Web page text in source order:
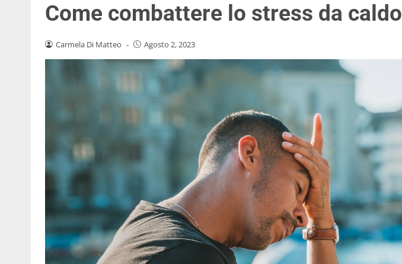
Come combattere lo stress da caldo
Carmela Di Matteo - Agosto 2, 2023